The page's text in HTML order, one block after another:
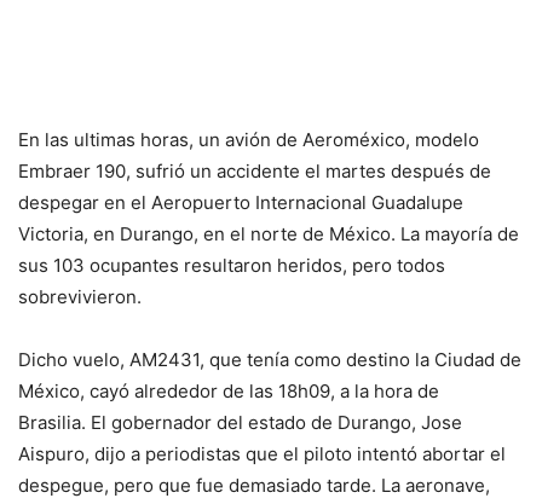
En las ultimas horas, un avión de Aeroméxico, modelo
Embraer 190, sufrió un accidente el martes después de
despegar en el Aeropuerto Internacional Guadalupe
Victoria, en Durango, en el norte de México. La mayoría de
sus 103 ocupantes resultaron heridos, pero todos
sobrevivieron.
Dicho vuelo, AM2431, que tenía como destino la Ciudad de
México, cayó alrededor de las 18h09, a la hora de
Brasilia. El gobernador del estado de Durango, Jose
Aispuro, dijo a periodistas que el piloto intentó abortar el
despegue, pero que fue demasiado tarde. La aeronave,